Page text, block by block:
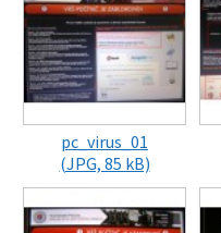
pc_virus_01
(JPG, 85 kB)